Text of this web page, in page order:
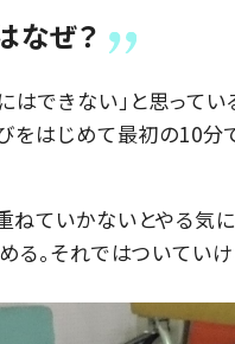
なぜ？
はできない」と思って
はじめて最初の10分で
ていかないとやる気に
る。それではついてい